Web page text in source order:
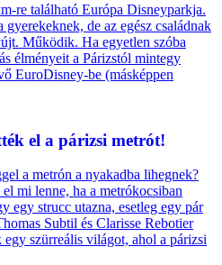
re található Európa Disneyparkja.
de az egész családnak
Működik. Ha egyetlen szóba
élményeit a Párizstól mintegy
EuroDisney-be (másképpen
el a párizsi metrót!
a metrón a nyakadba lihegnek?
mi lenne, ha a metrókocsiban
egy strucc utazna, esetleg egy pár
Subtil és Clarisse Rebotier
szürreális világot, ahol a párizsi